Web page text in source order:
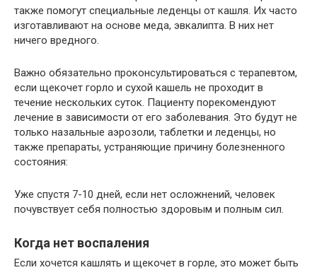
также помогут специальные леденцы от кашля. Их часто
изготавливают на основе меда, эвкалипта. В них нет
ничего вредного.
Важно обязательно проконсультироваться с терапевтом,
если щекочет горло и сухой кашель не проходит в
течение нескольких суток. Пациенту порекомендуют
лечение в зависимости от его заболевания. Это будут не
только назальные аэрозоли, таблетки и леденцы, но
также препараты, устраняющие причину болезненного
состояния:
Уже спустя 7-10 дней, если нет осложнений, человек
почувствует себя полностью здоровым и полным сил.
Когда нет воспаления
Если хочется кашлять и щекочет в горле, это может быть